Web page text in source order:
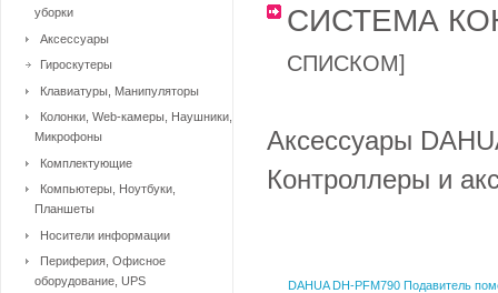
СИСТЕМА
СПИСКОМ]
Аксессуары
Контроллеры и
DAHUA DH-PFM790 Подавитель
уборки
Аксессуары
Гироскутеры
Клавиатуры, Манипуляторы
Колонки, Web-камеры, Наушники,
Микрофоны
Комплектующие
Компьютеры, Ноутбуки,
Планшеты
Носители информации
Периферия, Офисное
оборудование, UPS